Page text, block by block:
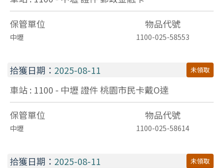
保管單位
物品代號
中壢 1100-025-58553
拾獲日期： 2025-08-11 未領取
車站 : 1100 - 中壢證件桃園市民卡戴O達
保管單位
物品代號
中壢 1100-025-58614
拾獲日期： 2025-08-11 未領取